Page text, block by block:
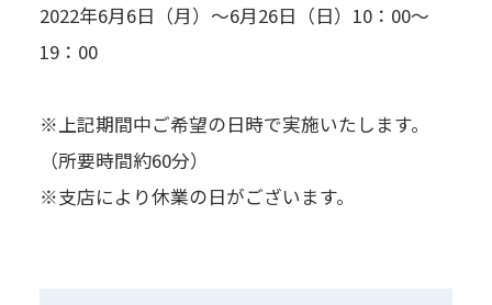
2022年6月6日（月）～6月26日（日）10：00～
19：00
※上記期間中ご希望の日時で実施いたします。
（所要時間約60分）
※支店により休業の日がございます。